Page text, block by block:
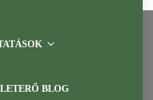
BLOG